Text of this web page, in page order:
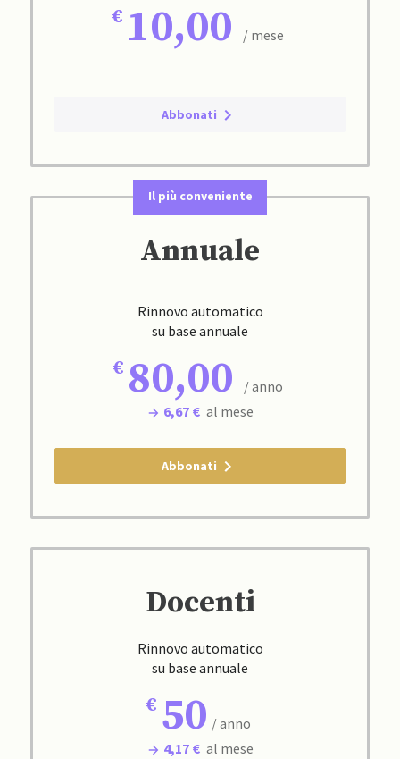
10,00 / mese
Abbonati
Il più conveniente
Annuale
Rinnovo automatico
su base annuale
80,00
/ anno
6,67 € al mese
Abbonati
Docenti
Rinnovo automatico
su base annuale
50 / anno
4,17 € al mese